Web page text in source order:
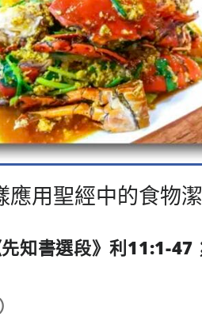
用聖經中的食物
知書選段》利11:1-47